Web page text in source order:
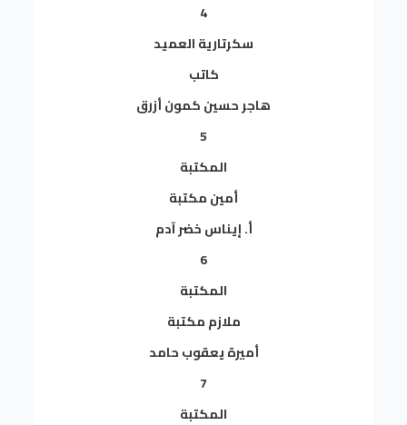
4
سكرتارية العميد
كاتب
هاجر حسين كمون أزرق
5
المكتبة
أمين مكتبة
أ. إيناس خضر آدم
6
المكتبة
ملازم مكتبة
أميرة يعقوب حامد
7
المكتبة